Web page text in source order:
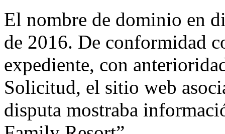
El nombre de dominio en
de 2016. De conformidad
expediente, con
Solicitud, el sitio web
disputa mostraba